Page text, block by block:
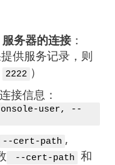
服务器的连接 ：
提供服务记录，则
2222 ）
接信息：
user, --
--cert-path ,
--cert-path 和